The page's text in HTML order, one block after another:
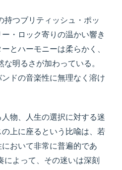
持つブリティッシュ・ポッ
・ロック寄りの温かい響き
とハーモニーは柔らかく、
明るさが加わっている。
ドの音楽性に無理なく溶け
物、人生の選択に対する迷
上に座るという比喩は、若
おいて非常に普遍的であ
によって、その迷いは深刻